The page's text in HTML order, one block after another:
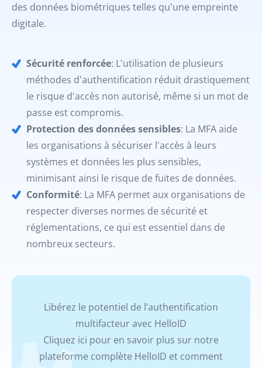
des données biométriques telles qu'une empreinte
digitale.
Sécurité renforcée: L'utilisation de plusieurs
méthodes d'authentification réduit drastiquement
le risque d'accès non autorisé, même si un mot de
passe est compromis.
Protection des données sensibles: La MFA aide
les organisations à sécuriser l'accès à leurs
systèmes et données les plus sensibles,
minimisant ainsi le risque de fuites de données.
Conformité: La MFA permet aux organisations de
respecter diverses normes de sécurité et
réglementations, ce qui est essentiel dans de
nombreux secteurs.
Libérez le potentiel de l’authentification
multifacteur avec HelloID
Cliquez ici pour en savoir plus sur notre
plateforme complète HelloID et comment